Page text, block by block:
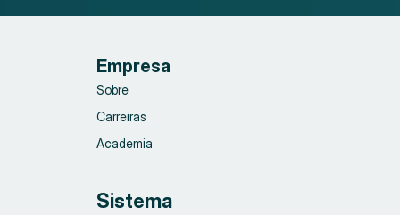
Empresa
Sobre
Carreiras
Academia
Sistema